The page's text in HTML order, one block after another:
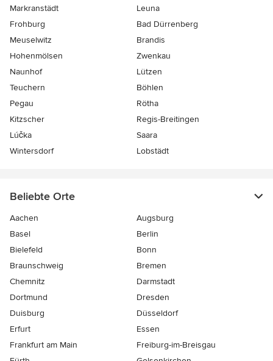
Markranstädt
Leuna
Frohburg
Bad Dürrenberg
Meuselwitz
Brandis
Hohenmölsen
Zwenkau
Naunhof
Lützen
Teuchern
Böhlen
Pegau
Rötha
Kitzscher
Regis-Breitingen
Lúčka
Saara
Wintersdorf
Lobstädt
Beliebte Orte
Aachen
Augsburg
Basel
Berlin
Bielefeld
Bonn
Braunschweig
Bremen
Chemnitz
Darmstadt
Dortmund
Dresden
Duisburg
Düsseldorf
Erfurt
Essen
Frankfurt am Main
Freiburg-im-Breisgau